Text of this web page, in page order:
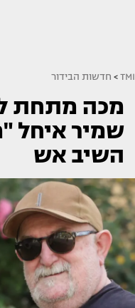
TMI
> חדשות הבידור
מכה מתחת
שמיר איחל
השיב אש